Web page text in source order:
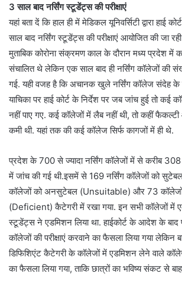
3 साल बाद नर्सिंग स्टूडेंट्स की परीक्षाएं
यहां बता दें कि हाल ही में मेडिकल यूनिवर्सिटी द्वारा हाई
साल बाद नर्सिंग स्टूडेंट्स की परीक्षाएं आयोजित की जा
मुताबिक कोरोना संक्रमण काल के दौरान मध्य प्रदेश में
संचालित थे लेकिन एक साल बाद ही नर्सिंग कॉलेजों की
गई. यही वजह है कि अचानक खुले नर्सिंग कॉलेज संदेह
याचिका पर हाई कोर्ट के निर्देश पर जब जांच हुई तो कई
नहीं पाए गए. कई कॉलेजों में लैब नहीं थी, तो कहीं
कमी थी. यहां तक की कई कॉलेज सिर्फ कागजों में ही थे.
प्रदेश के 700 से ज्यादा नर्सिंग कॉलेजों में से करीब
में जांच की गई थी.इसमें से 169 नर्सिंग कॉलेजों को
कॉलेजों को अनसुटेबल (Unsuitable) और 73 कॉलेजों
(Deficient) कैटेगरी में रखा गया. इन सभी कॉलेजों में
स्टूडेंट्स ने एडमिशन लिया था. हाईकोर्ट के आदेश के
कॉलेजों की परीक्षाएं करवाने का फैसला लिया गया
डिफिशिएंट कैटेगरी के कॉलेजों में एडमिशन लेने वाले
का फैसला लिया गया, ताकि छात्रों का भविष्य संकट से